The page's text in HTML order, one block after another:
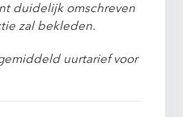
duidelijk omschreven
zal bekleden.
uurtarief voor